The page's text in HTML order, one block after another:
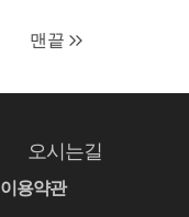
맨끝
오시는길
이용약관